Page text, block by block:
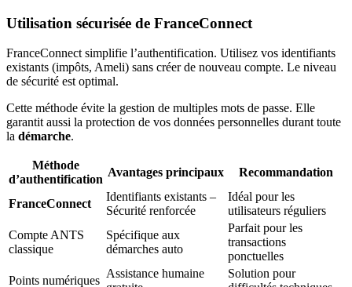
Utilisation sécurisée de FranceConnect
FranceConnect simplifie l’authentification. Utilisez vos identifiants
existants (impôts, Ameli) sans créer de nouveau compte. Le niveau
de sécurité est optimal.
Cette méthode évite la gestion de multiples mots de passe. Elle
garantit aussi la protection de vos données personnelles durant toute
la démarche.
Méthode
d’authentification
Avantages principaux Recommandation
FranceConnect
Identifiants existants –
Sécurité renforcée
Idéal pour les
utilisateurs réguliers
Compte ANTS
classique
Spécifique aux
démarches auto
Parfait pour les
transactions
ponctuelles
Points numériques
Assistance humaine
Solution pour